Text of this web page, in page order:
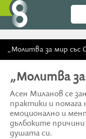
„Молитва за мир със
„Молитва
Асен Миланов се
практики и помага
емоционално и
дълбоките
душата си.